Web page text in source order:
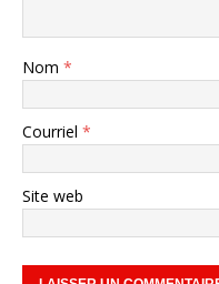
Nom *
Courriel *
Site web